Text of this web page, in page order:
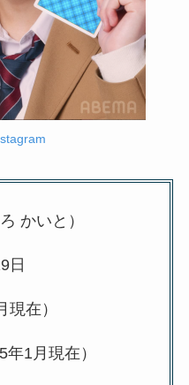
かいと）
日
在）
1月現在）